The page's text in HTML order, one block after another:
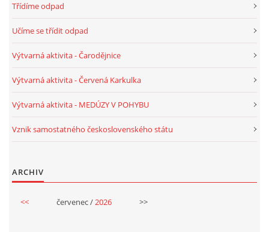
20.10. DEN STROMŮ
DUŠIČKY
SVATÝ MARTIN
SVATÁ KATEŘINA 25.LISTOPADU
Třídíme odpad
Učíme se třídit odpad
Výtvarná aktivita - Čarodějnice
Výtvarná aktivita - Červená Karkulka
Výtvarná aktivita - MEDÚZY V POHYBU
Vznik samostatného československého státu
ARCHIV
<< červenec /2026 >>